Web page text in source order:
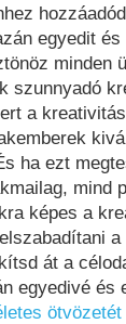
egyedit
minden
szunnyadó
a
ha ezt
mind
képes a
át a
egyedivé és